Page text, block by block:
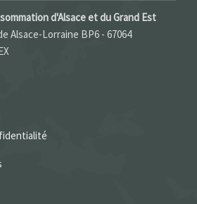
d'Alsace et du Grand Est
Alsace-Lorraine BP6 - 67064